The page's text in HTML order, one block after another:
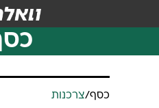
כסף/צרכנות